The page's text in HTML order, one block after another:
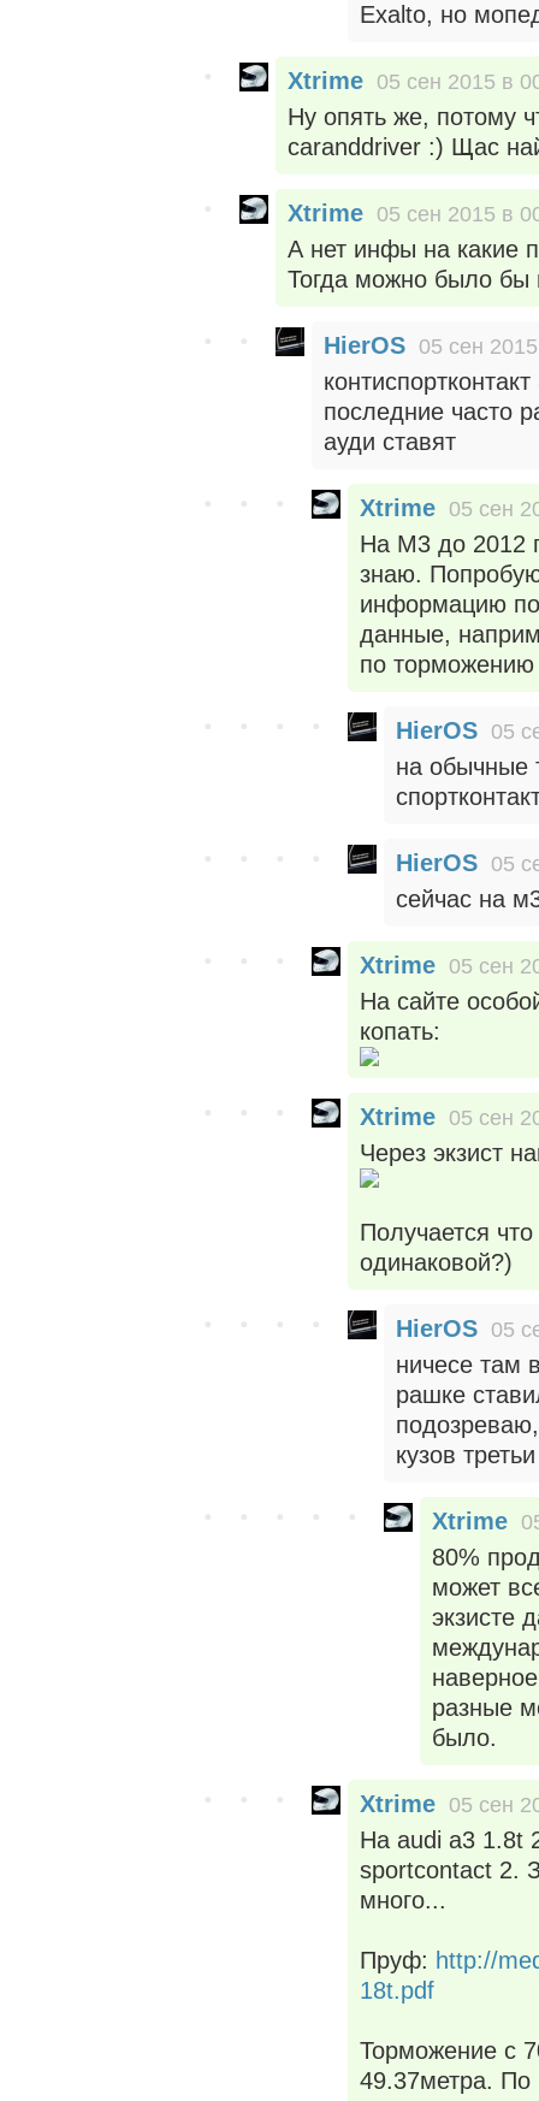
Exalto, но
Xtrime 05 сен 2015 в
Ну опять же, потому
caranddriver :) Щас
Xtrime 05 сен 2015 в
А нет инфы на какие
Тогда можно было бы
HierOS 05 сен
последние часто
ауди ставят
Xtrime 05 сен
На M3 до 2012
знаю.
информацию
данные,
по
HierOS 05
на обычные
HierOS 05
сейчас на
Xtrime 05 сен
На сайте
копать:
Xtrime 05 сен
Через экзист
Получается
одинаковой?)
HierOS 05
ничесе там
рашке
кузов
Xtrime
80%
может
экзисте
разные
было.
Xtrime 05 сен
На audi а3 1.8t
sportcontact 2.
много...
Пруф: http://
18t.pdf
Торможение c
49.37метра. По